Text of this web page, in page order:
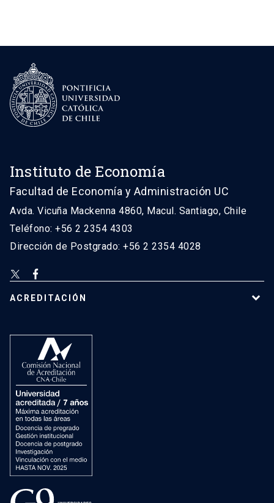
Instituto de Economía
Facultad de Economía y Administración UC
Avda. Vicuña Mackenna 4860, Macul. Santiago, Chile
Teléfono: +56 2 2354 4303
Dirección de Postgrado: +56 2 2354 4028
ACREDITACIÓN